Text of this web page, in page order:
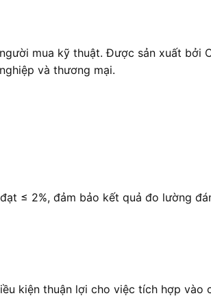
mua kỹ thuật. Được sản xuất bởi
và thương mại.
≤ 2%, đảm bảo kết quả đo lường
kiện thuận lợi cho việc tích hợp vào